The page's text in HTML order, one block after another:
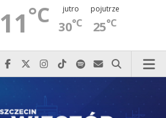
11°C jutro
30°C
pojutrze
25°C
Najlepiej po prostu do nas zadzwoń
Odwiedź nas na Facebook-u
Odwiedź nas na X
Odwiedź nas na Instagram-ie
Odwiedź nas na TikTok-u
Szukaj nas na Spotify
Wyślij do nas
Szukaj